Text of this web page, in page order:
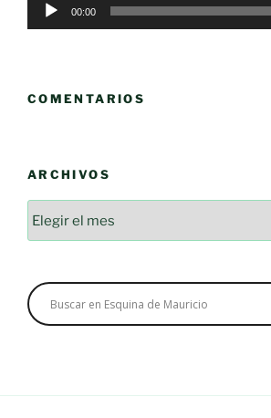
00:00
COMENTARIOS
ARCHIVOS